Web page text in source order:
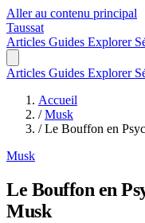
Aller au contenu principal
Taussat
Articles Guides Explorer
Articles Guides Explorer
Accueil
/ Musk
/ Le Bouffon en
Musk
Le Bouffon en
Musk